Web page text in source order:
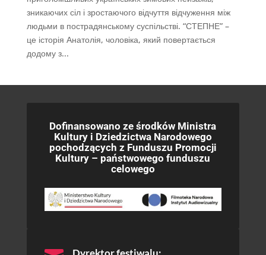
зникаючих сіл і зростаючого відчуття відчуження між
людьми в пострадянському суспільстві. “СТЕПНЕ” –
це історія Анатолія, чоловіка, який повертається
додому з...
Dofinansowano ze środków Ministra
Kultury i Dziedzictwa Narodowego
pochodzących z Funduszu Promocji
Kultury – państwowego funduszu
celowego